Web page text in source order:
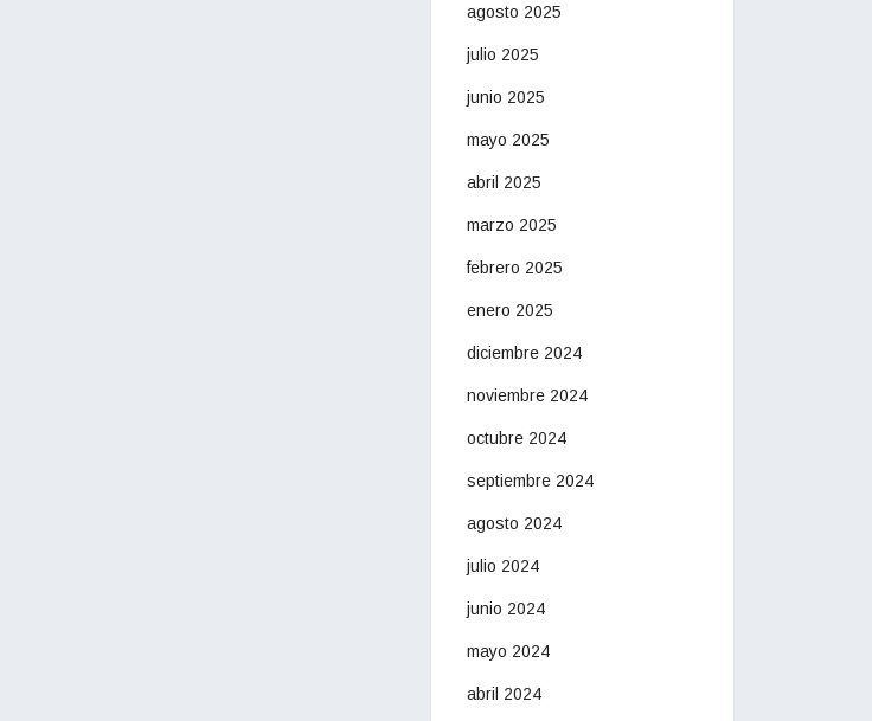
agosto 2025
julio 2025
junio 2025
mayo 2025
abril 2025
marzo 2025
febrero 2025
enero 2025
diciembre 2024
noviembre 2024
octubre 2024
septiembre 2024
agosto 2024
julio 2024
junio 2024
mayo 2024
abril 2024